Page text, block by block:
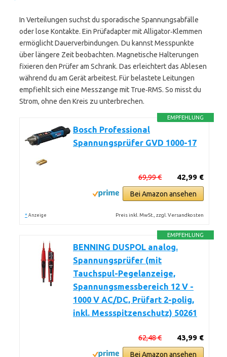
In Verteilungen suchst du sporadische Spannungsabfälle
oder lose Kontakte. Ein Prüfadapter mit Alligator‑Klemmen
ermöglicht Dauerverbindungen. Du kannst Messpunkte
über längere Zeit beobachten. Magnetische Halterungen
fixieren den Prüfer am Schrank. Das erleichtert das Ablesen
während du am Gerät arbeitest. Für belastete Leitungen
empfiehlt sich eine Messzange mit True‑RMS. So misst du
Strom, ohne den Kreis zu unterbrechen.
EMPFEHLUNG
Bosch Professional
Spannungsprüfer GVD 1000-17
42,99 €
69,99 €
Bei Amazon ansehen
* Anzeige Preis inkl. MwSt., zzgl. Versandkosten
EMPFEHLUNG
BENNING DUSPOL analog.
Spannungsprüfer (mit
Tauchspul-Pegelanzeige,
Spannungsmessbereich 12 V -
1000 V AC/DC, Prüfart 2-polig,
inkl. Messspitzenschutz) 50261
43,99 €
62,48 €
Bei Amazon ansehen